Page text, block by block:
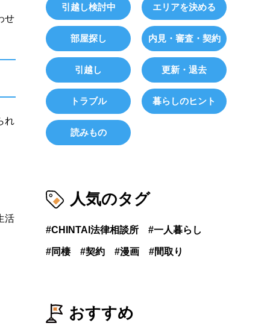
せ
れ
活
引越し検討中 エリアを決める
部屋探し 内見・審査・契約
引越し 更新・退去
トラブル 暮らしのヒント
読みもの
人気のタグ
CHINTAI法律相談所 一人暮らし
同棲 契約 漫画 間取り
おすすめ